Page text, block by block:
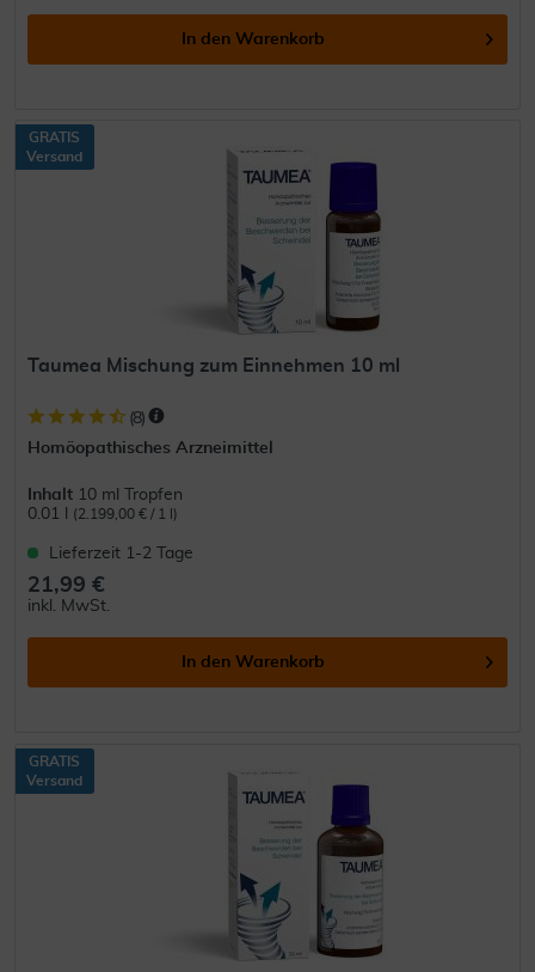
In den Warenkorb
GRATIS
Versand
Taumea Mischung zum Einnehmen 10 ml
(8)
Homöopathisches Arzneimittel
Inhalt 10 ml Tropfen
0.01 l
(2.199,00 € / 1 l)
Lieferzeit 1-2 Tage
21,99 €
inkl. MwSt.
In den Warenkorb
GRATIS
Versand